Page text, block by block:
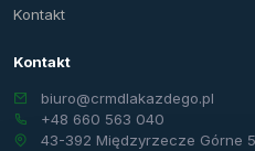
Kontakt
Kontakt
biuro@crmdlakazdego.pl
+48 660 563 040
43-392 Międzyrzecze Górne